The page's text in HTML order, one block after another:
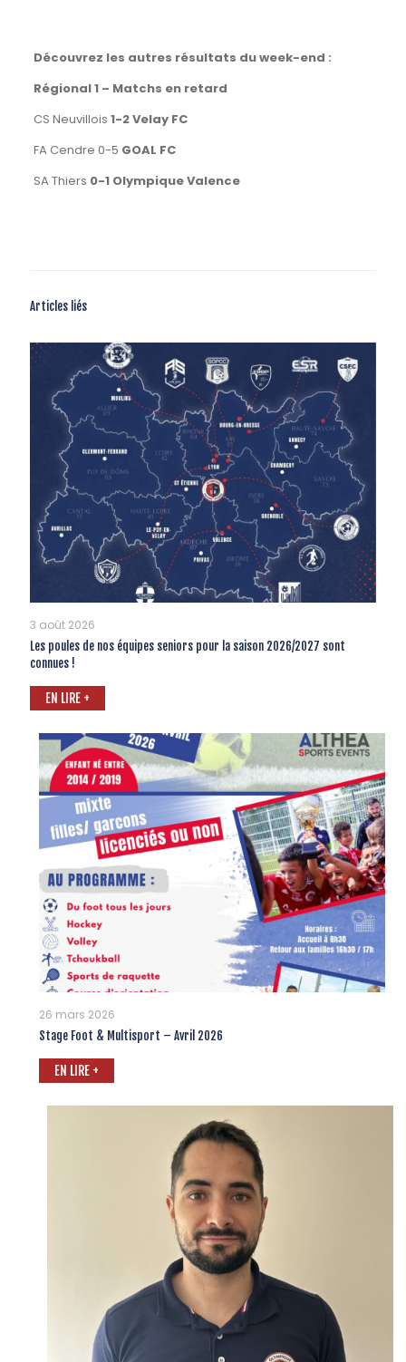
Découvrez les autres résultats du week-end :
Régional 1 – Matchs en retard
CS Neuvillois 1-2 Velay FC
FA Cendre 0-5 GOAL FC
SA Thiers 0-1 Olympique Valence
Articles liés
3 août 2026
Les poules de nos équipes seniors pour la saison 2026/2027 sont
connues !
EN LIRE +
26 mars 2026
Stage Foot & Multisport – Avril 2026
EN LIRE +